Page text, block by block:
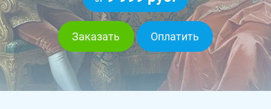
Заказать Оплатить